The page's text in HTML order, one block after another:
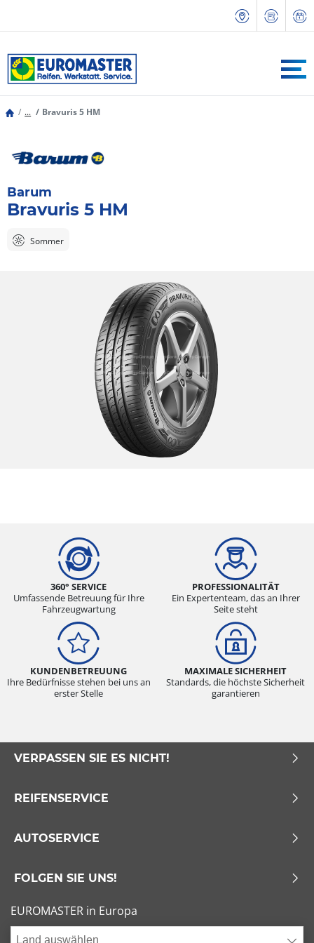
... Bravuris 5 HM
Barum
Bravuris 5 HM
Sommer
360° SERVICE
Umfassende Betreuung für Ihre
Fahrzeugwartung
PROFESSIONALITÄT
Ein Expertenteam, das an Ihrer
Seite steht
KUNDENBETREUUNG
Ihre Bedürfnisse stehen bei uns an
erster Stelle
MAXIMALE SICHERHEIT
Standards, die höchste Sicherheit
garantieren
VERPASSEN SIE ES NICHT!
REIFENSERVICE
AUTOSERVICE
FOLGEN SIE UNS!
EUROMASTER in Europa
Land auswählen